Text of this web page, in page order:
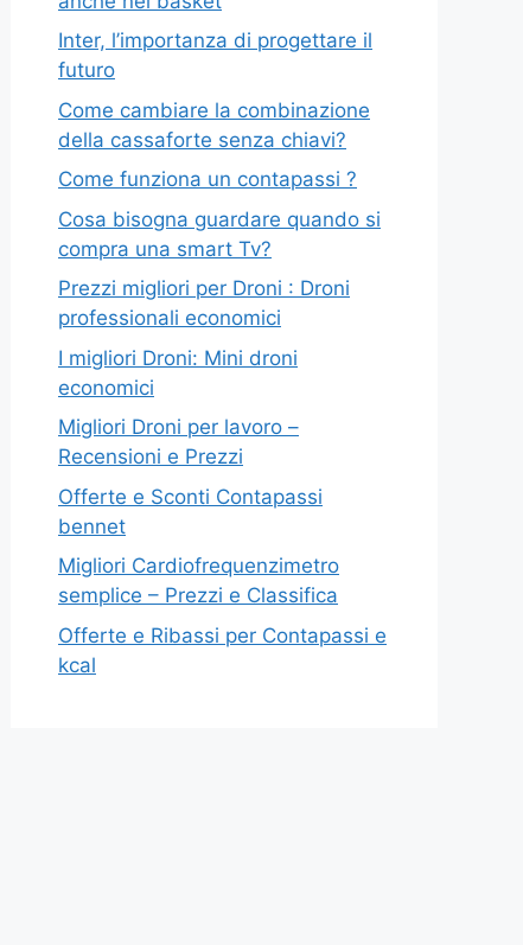
Inter, l’importanza di progettare il
futuro
Come cambiare la combinazione
della cassaforte senza chiavi?
Come funziona un contapassi ?
Cosa bisogna guardare quando si
compra una smart Tv?
Prezzi migliori per Droni : Droni
professionali economici
I migliori Droni: Mini droni
economici
Migliori Droni per lavoro –
Recensioni e Prezzi
Offerte e Sconti Contapassi
bennet
Migliori Cardiofrequenzimetro
semplice – Prezzi e Classifica
Offerte e Ribassi per Contapassi e
kcal